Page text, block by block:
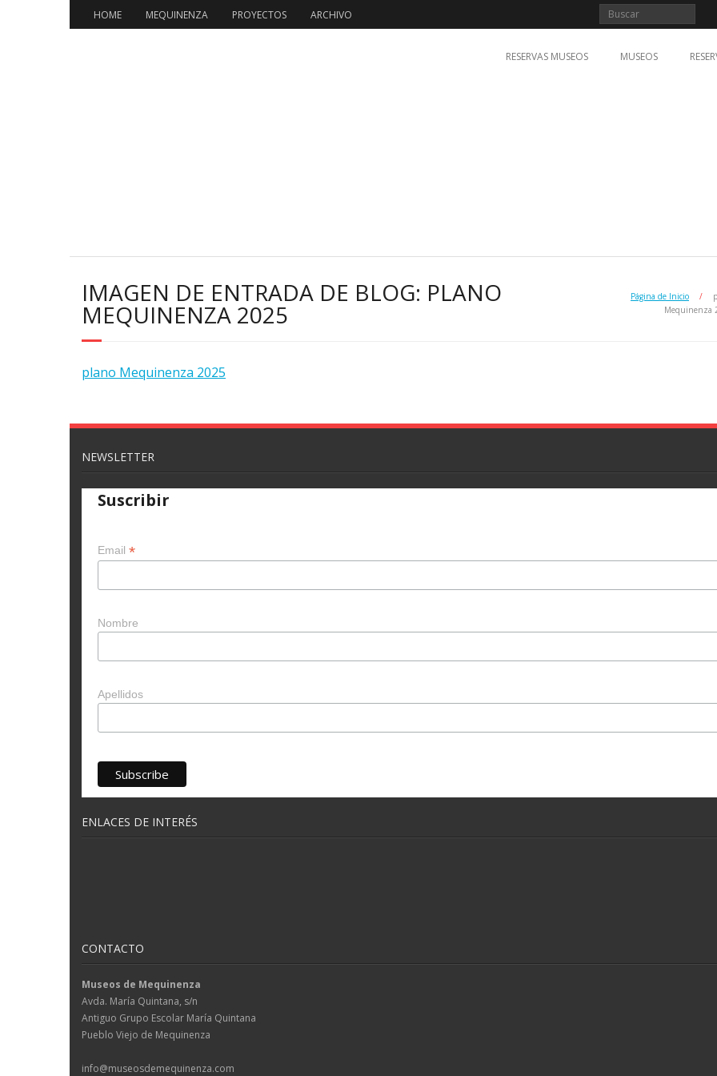
HOME MEQUINENZA PROYECTOS ARCHIVO
RESERVAS MUSEOS MUSEOS
IMAGEN DE ENTRADA DE BLOG: PLANO
MEQUINENZA 2025
Página de Inicio /
Mequinenza
plano Mequinenza 2025
NEWSLETTER
Suscribir
Email *
Nombre
Apellidos
ENLACES DE INTERÉS
CONTACTO
Museos de Mequinenza
Avda. María Quintana, s/n
Antiguo Grupo Escolar María Quintana
Pueblo Viejo de Mequinenza
info@museosdemequinenza.com